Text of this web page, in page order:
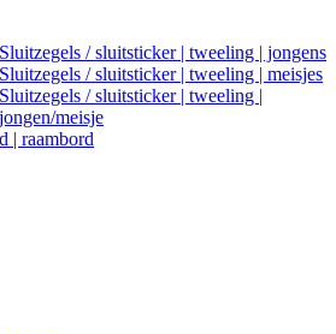
Sluitzegels / sluitsticker | tweeling | jongens
Sluitzegels / sluitsticker | tweeling | meisjes
Sluitzegels / sluitsticker | tweeling |
jongen/meisje
| raambord